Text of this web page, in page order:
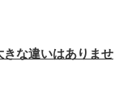
きな違いはありませ